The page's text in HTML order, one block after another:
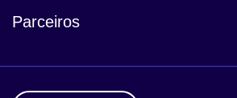
Parceiros